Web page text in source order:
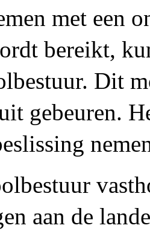
met een
bereikt,
Dit
gebeuren.
aan de